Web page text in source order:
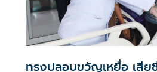
ทรงปลอบขวัญเหยื่อ เสีย